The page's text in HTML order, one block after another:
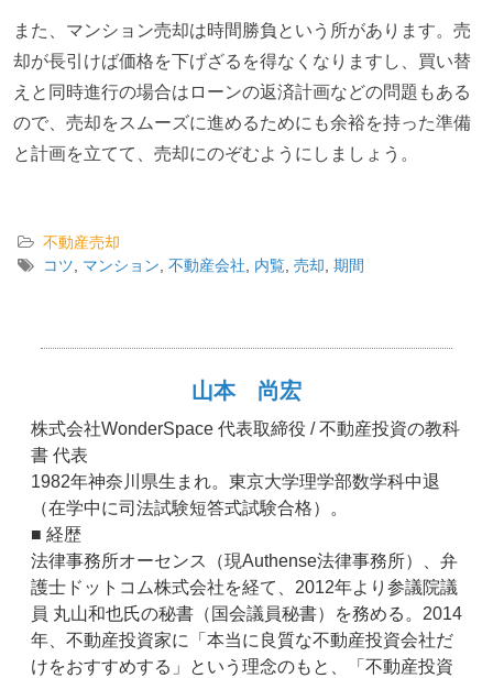
また、マンション売却は時間勝負という所があります。売
却が長引けば価格を下げざるを得なくなりますし、買い替
えと同時進行の場合はローンの返済計画などの問題もある
ので、売却をスムーズに進めるためにも余裕を持った準備
と計画を立てて、売却にのぞむようにしましょう。
不動産売却
コツ, マンション, 不動産会社, 内覧, 売却, 期間
山本 尚宏
株式会社WonderSpace 代表取締役 / 不動産投資の教科
書 代表
1982年神奈川県生まれ。東京大学理学部数学科中退
（在学中に司法試験短答式試験合格）。
■ 経歴
法律事務所オーセンス（現Authense法律事務所）、弁
護士ドットコム株式会社を経て、2012年より参議院議
員 丸山和也氏の秘書（国会議員秘書）を務める。2014
年、不動産投資家に「本当に良質な不動産投資会社だ
けをおすすめする」という理念のもと、「不動産投資